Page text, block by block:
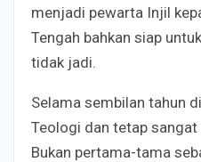
menjadi pewarta Injil
Tengah bahkan siap
tidak jadi.
Selama sembilan tahun
Teologi dan tetap
Bukan pertama-tama